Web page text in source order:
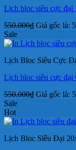
Lịch bloc siêu cực đại
550.000₫ Giá gốc là:
Sale
Lịch Bloc Siêu Cực
Lịch bloc siêu cực
550.000₫ Giá gốc là:
Sale
Hot
Lịch Bloc Siêu Đại